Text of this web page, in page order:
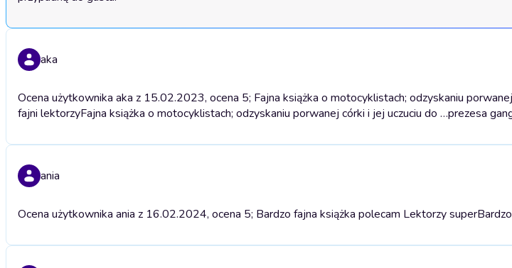
aka
Ocena użytkownika aka z 15.02.2023, ocena 5; Fajna książka o motocyklistach; odzyskaniu
fajni lektorzyFajna książka o motocyklistach; odzyskaniu porwanej córki i jej uczuciu do …prezesa
ania
Ocena użytkownika ania z 16.02.2024, ocena 5; Bardzo fajna książka polecam Lektorzy super